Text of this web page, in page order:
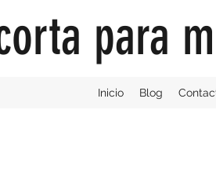
Inicio Blog
para